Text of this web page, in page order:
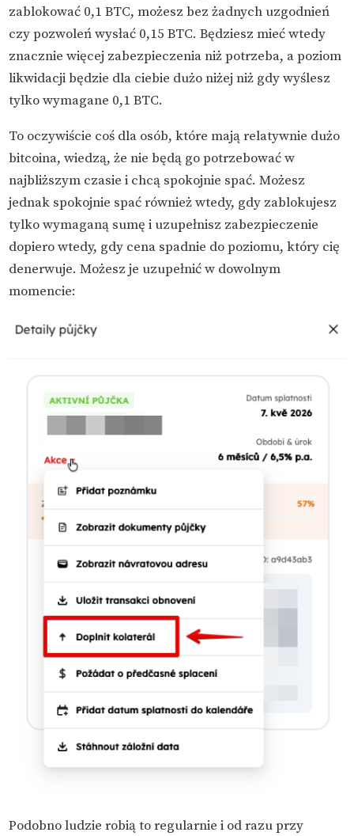
zablokować 0,1 BTC, możesz bez żadnych uzgodnień
czy pozwoleń wysłać 0,15 BTC. Będziesz mieć wtedy
znacznie więcej zabezpieczenia niż potrzeba, a poziom
likwidacji będzie dla ciebie dużo niżej niż gdy wyślesz
tylko wymagane 0,1 BTC.
To oczywiście coś dla osób, które mają relatywnie dużo
bitcoina, wiedzą, że nie będą go potrzebować w
najbliższym czasie i chcą spokojnie spać. Możesz
jednak spokojnie spać również wtedy, gdy zablokujesz
tylko wymaganą sumę i uzupełnisz zabezpieczenie
dopiero wtedy, gdy cena spadnie do poziomu, który cię
denerwuje. Możesz je uzupełnić w dowolnym
momencie:
Podobno ludzie robią to regularnie i od razu przy